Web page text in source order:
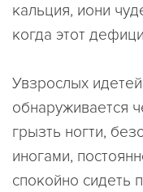
кальция, иони
когда этот
Увзрослых
обнаруживается
грызть ногти,
иногами,
спокойно сидеть